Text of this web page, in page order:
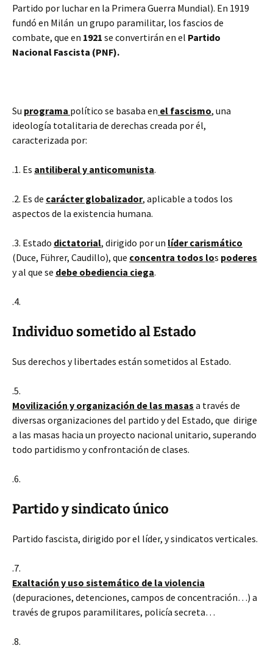
Partido por luchar en la Primera Guerra Mundial). En 1919
fundó en Milán un grupo paramilitar, los fascios de
combate, que en 1921 se convertirán en el Partido
Nacional Fascista (PNF).
Su programa político se basaba en el fascismo, una
ideología totalitaria de derechas creada por él,
caracterizada por:
.1. Es antiliberal y anticomunista.
.2. Es de carácter globalizador, aplicable a todos los
aspectos de la existencia humana.
.3. Estado dictatorial, dirigido por un líder carismático
(Duce, Führer, Caudillo), que concentra todos los poderes
y al que se debe obediencia ciega.
.4.
Individuo sometido al Estado
Sus derechos y libertades están sometidos al Estado.
.5.
Movilización y organización de las masas a través de
diversas organizaciones del partido y del Estado, que dirige
a las masas hacia un proyecto nacional unitario, superando
todo partidismo y confrontación de clases.
.6.
Partido y sindicato único
Partido fascista, dirigido por el líder, y sindicatos verticales.
.7.
Exaltación y uso sistemático de la violencia
(depuraciones, detenciones, campos de concentración…) a
través de grupos paramilitares, policía secreta…
.8.